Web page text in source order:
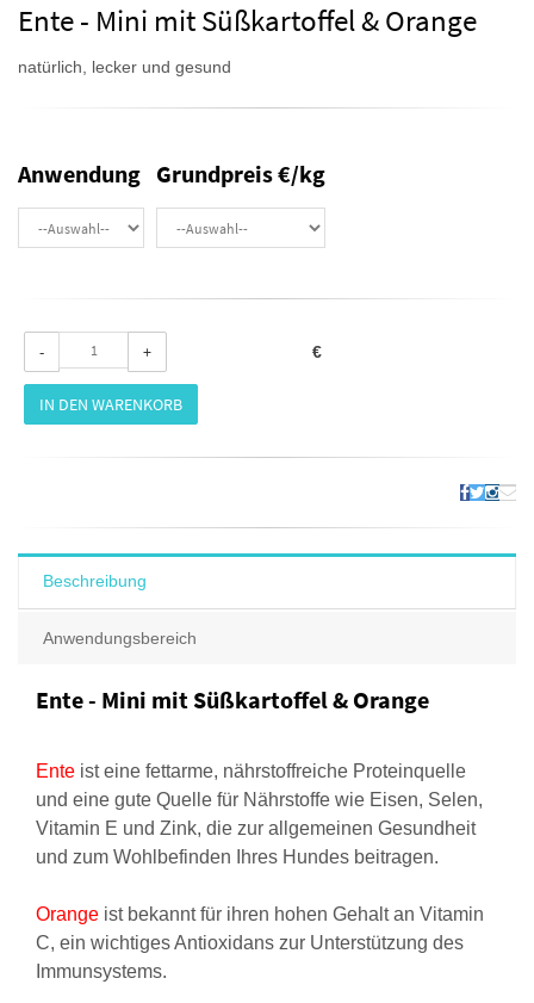
Ente - Mini mit Süßkartoffel & Orange
natürlich, lecker und gesund
Anwendung Grundpreis €/kg
- + €
IN DEN WARENKORB
Beschreibung
Anwendungsbereich
Ente - Mini mit Süßkartoffel & Orange
Ente ist eine fettarme, nährstoffreiche Proteinquelle
und eine gute Quelle für Nährstoffe wie Eisen, Selen,
Vitamin E und Zink, die zur allgemeinen Gesundheit
und zum Wohlbefinden Ihres Hundes beitragen.
Orange ist bekannt für ihren hohen Gehalt an Vitamin
C, ein wichtiges Antioxidans zur Unterstützung des
Immunsystems.